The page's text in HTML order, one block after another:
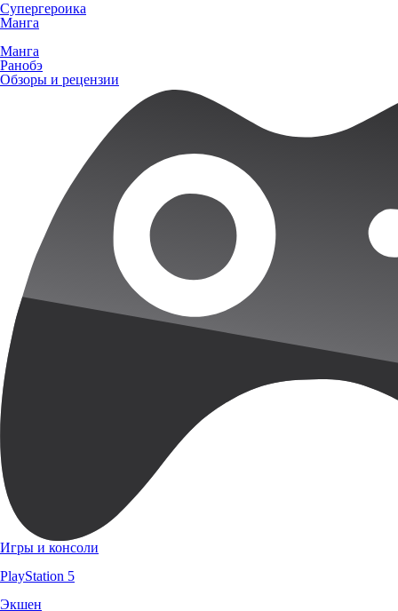
Супергероика
Манга
Манга
Ранобэ
Обзоры и рецензии
Игры и консоли
PlayStation 5
Экшен